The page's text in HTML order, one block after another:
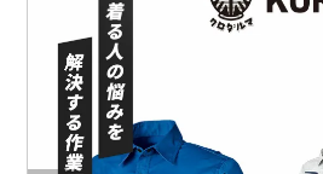
防寒着
作業用手袋
ミズノ安全靴ランキング
作業着ランキング
ア
コーコス ジ
農作業服
電気・設備作業服